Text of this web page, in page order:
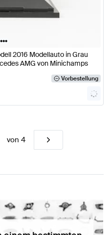
•••
2016 Modellauto in Grau
AMG von Minichamps
Vorbestellung
von 4